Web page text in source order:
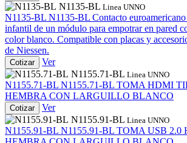
N1135-BL Linea UNNO
N1135-BL N1135-BL Contacto
infantil de un módulo para empotrar en pared
color blanco. Compatible con placas y
de Niessen.
Cotizar
Ver
N1155.71-BL Linea UNNO
N1155.71-BL N1155.71-BL TOMA HDMI
HEMBRA CON LARGUILLO BLANCO
Cotizar
Ver
N1155.91-BL Linea UNNO
N1155.91-BL N1155.91-BL TOMA USB 2.0